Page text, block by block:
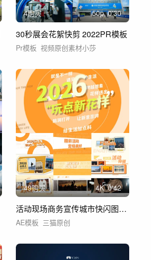
4购买 50p 0'30
30秒展会花絮快剪 2022PR模板
Pr模板 视频原创素材小莎
49购买 4K 0'42
活动现场商务宣传城市快闪图文视频快闪
AE模板 三猫原创